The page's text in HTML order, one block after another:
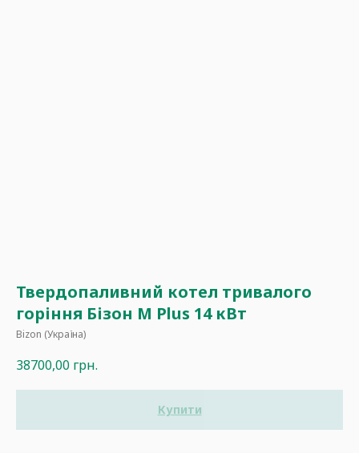
Твердопаливний котел тривалого
горіння Бізон М Plus 14 кВт
Bizon (Україна)
38700,00 грн.
Купити